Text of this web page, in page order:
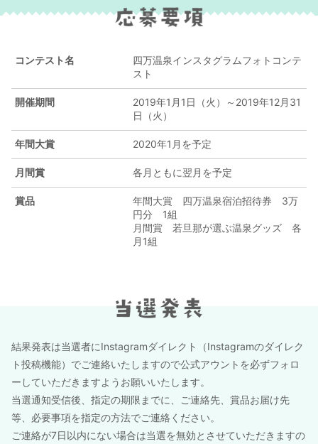
コンテスト名
四万温泉インスタグラムフォトコンテ
スト
開催期間
2019年1月1日（火）～2019年12月31
日（火）
年間大賞 2020年1月を予定
月間賞 各月ともに翌月を予定
賞品
年間大賞 四万温泉宿泊招待券 3万
円分 1組
月間賞 若旦那が選ぶ温泉グッズ 各
月1組
結果発表は当選者にInstagramダイレクト（Instagramのダイレク
ト投稿機能）でご連絡いたしますので公式アウントを必ずフォロ
ーしていただきますようお願いいたします。
当選通知受信後、指定の期限までに、ご連絡先、賞品お届け先
等、必要事項を指定の方法でご連絡ください。
ご連絡が7日以内にない場合は当選を無効とさせていただきますの